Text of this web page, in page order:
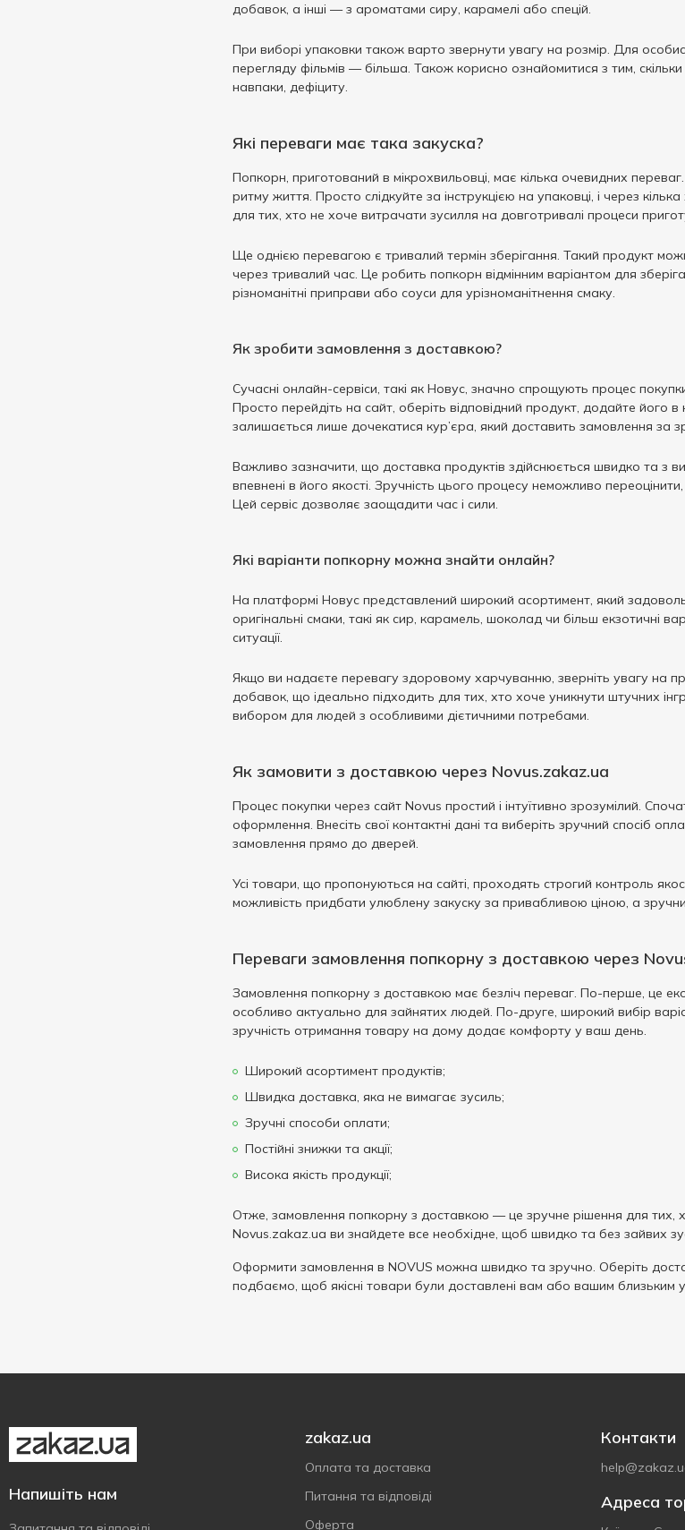
добавок, а інші — з ароматами сиру, карамелі або спецій.
При виборі упаковки також варто звернути увагу на розмір. Для
перегляду фільмів — більша. Також корисно ознайомитися з тим,
навпаки, дефіциту.
Які переваги має така закуска?
Попкорн, приготований в мікрохвильовці, має кілька очевидних
ритму життя. Просто слідкуйте за інструкцією на упаковці, і через
для тих, хто не хоче витрачати зусилля на довготривалі процеси
Ще однією перевагою є тривалий термін зберігання. Такий продукт
через тривалий час. Це робить попкорн відмінним варіантом для
різноманітні приправи або соуси для урізноманітнення смаку.
Як зробити замовлення з доставкою?
Сучасні онлайн-сервіси, такі як Новус, значно спрощують процес
Просто перейдіть на сайт, оберіть відповідний продукт, додайте його
залишається лише дочекатися кур’єра, який доставить замовлення за
Важливо зазначити, що доставка продуктів здійснюється швидко та з
впевнені в його якості. Зручність цього процесу неможливо
Цей сервіс дозволяє заощадити час і сили.
Які варіанти попкорну можна знайти онлайн?
На платформі Новус представлений широкий асортимент, який
оригінальні смаки, такі як сир, карамель, шоколад чи більш екзотичні
ситуації.
Якщо ви надаєте перевагу здоровому харчуванню, зверніть увагу на
добавок, що ідеально підходить для тих, хто хоче уникнути штучних
вибором для людей з особливими дієтичними потребами.
Як замовити з доставкою через Novus.zakaz.ua
Процес покупки через сайт Novus простий і інтуїтивно зрозумілий.
оформлення. Внесіть свої контактні дані та виберіть зручний спосіб
замовлення прямо до дверей.
Усі товари, що пропонуються на сайті, проходять строгий контроль
можливість придбати улюблену закуску за привабливою ціною, а
Переваги замовлення попкорну з доставкою через
Замовлення попкорну з доставкою має безліч переваг. По-перше, це
особливо актуально для зайнятих людей. По-друге, широкий вибір
зручність отримання товару на дому додає комфорту у ваш день.
Широкий асортимент продуктів;
Швидка доставка, яка не вимагає зусиль;
Зручні способи оплати;
Постійні знижки та акції;
Висока якість продукції;
Отже, замовлення попкорну з доставкою — це зручне рішення для тих,
Novus.zakaz.ua ви знайдете все необхідне, щоб швидко та без зайвих
Оформити замовлення в NOVUS можна швидко та зручно. Оберіть
подбаємо, щоб якісні товари були доставлені вам або вашим близьким у
Напишіть нам
zakaz.ua
Оплата та доставка
Питання та відповіді
Оферта
Контакти
Адреса